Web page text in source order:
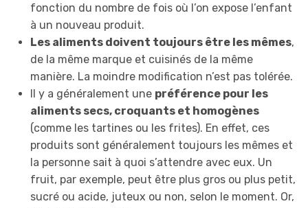
fonction du nombre de fois où l’on expose l’enfant
à un nouveau produit.
Les aliments doivent toujours être les mêmes,
de la même marque et cuisinés de la même
manière. La moindre modification n’est pas tolérée.
Il y a généralement une préférence pour les
aliments secs, croquants et homogènes
(comme les tartines ou les frites). En effet, ces
produits sont généralement toujours les mêmes et
la personne sait à quoi s’attendre avec eux. Un
fruit, par exemple, peut être plus gros ou plus petit,
sucré ou acide, juteux ou non, selon le moment. Or,